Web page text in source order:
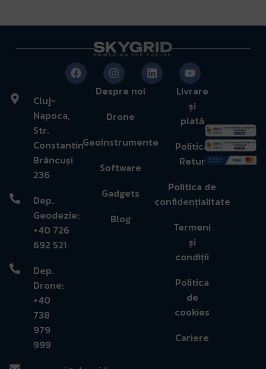
Cluj-
Napoca,
Str.
Constantin
Brâncuși
236
Dep.
Geodezie:
+40 726
692 521
Dep.
Drone:
+40
738
979
999
Despre noi
Drone
Geoinstrumente
Software
Gadgets
Blog
Livrare
și
plată
Politică
Retur
Politica de
confidențialitate
Termeni
și
condiții
Politica
de
cookies
Cariere